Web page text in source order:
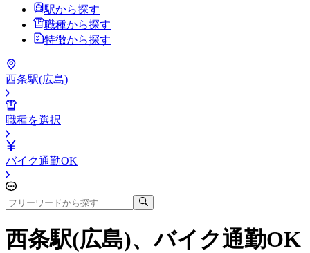
駅から探す
職種から探す
特徴から探す
西条駅(広島)
職種を選択
バイク通勤OK
西条駅(広島)、バイク通勤OK